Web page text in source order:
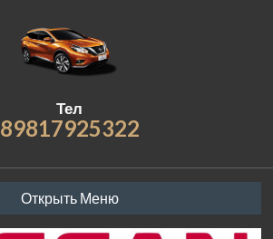
Тел
89817925322
Открыть Меню